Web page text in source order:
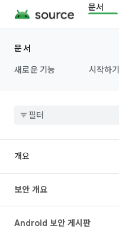
문서
문서
새로운 기능
시작하기
개요
보안 개요
Android 보안 게시판